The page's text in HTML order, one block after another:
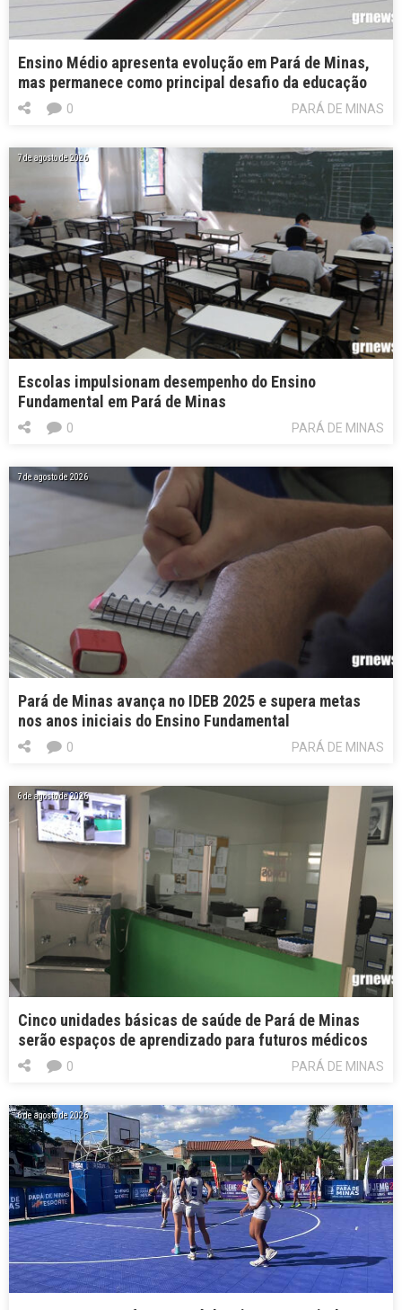
Ensino Médio apresenta evolução em Pará de Minas,
mas permanece como principal desafio da educação
PARÁ DE MINAS
0
7 de agosto de 2026
Escolas impulsionam desempenho do Ensino
Fundamental em Pará de Minas
PARÁ DE MINAS
0
7 de agosto de 2026
Pará de Minas avança no IDEB 2025 e supera metas
nos anos iniciais do Ensino Fundamental
PARÁ DE MINAS
0
6 de agosto de 2026
Cinco unidades básicas de saúde de Pará de Minas
serão espaços de aprendizado para futuros médicos
PARÁ DE MINAS
0
6 de agosto de 2026